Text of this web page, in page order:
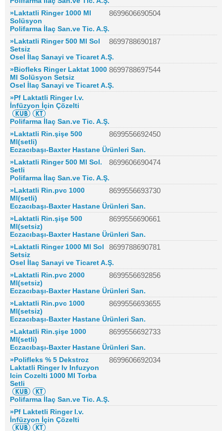
»Laktatli Ringer 1000 Ml
Solüsyon
8699606690504
Polifarma İlaç San.ve Tic. A.Ş.
»Laktatli Ringer 500 Ml Sol
Setsiz
8699788690187
Osel İlaç Sanayi ve Ticaret A.Ş.
»Biofleks Ringer Laktat 1000
Ml Solüsyon Setsiz
8699788697544
Osel İlaç Sanayi ve Ticaret A.Ş.
»Pf Laktatli Ringer I.v.
İnfüzyon İçin Çözelti
Polifarma İlaç San.ve Tic. A.Ş.
»Laktatli Rin.şişe 500
Ml(setli)
8699556692450
Eczacıbaşı-Baxter Hastane Ürünleri San.
»Laktatli Ringer 500 Ml Sol.
Setli
8699606690474
Polifarma İlaç San.ve Tic. A.Ş.
»Laktatli Rin.pvc 1000
Ml(setli)
8699556693730
Eczacıbaşı-Baxter Hastane Ürünleri San.
»Laktatli Rin.şişe 500
Ml(setsiz)
8699556690661
Eczacıbaşı-Baxter Hastane Ürünleri San.
»Laktatli Ringer 1000 Ml Sol
Setsiz
8699788690781
Osel İlaç Sanayi ve Ticaret A.Ş.
»Laktatli Rin.pvc 2000
Ml(setsiz)
8699556692856
Eczacıbaşı-Baxter Hastane Ürünleri San.
»Laktatli Rin.pvc 1000
Ml(setsiz)
8699556693655
Eczacıbaşı-Baxter Hastane Ürünleri San.
»Laktatli Rin.şişe 1000
Ml(setli)
8699556692733
Eczacıbaşı-Baxter Hastane Ürünleri San.
»Polifleks % 5 Dekstroz
Laktatli Ringer Iv Infuzyon
Icin Cozelti 1000 Ml Torba
Setli
8699606692034
Polifarma İlaç San.ve Tic. A.Ş.
»Pf Laktetli Ringer I.v.
İnfüzyon İçin Çözelti